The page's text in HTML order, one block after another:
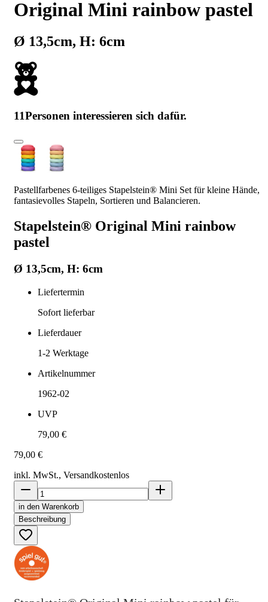
Original Mini rainbow pastel
Ø 13,5cm, H: 6cm
11Personen interessieren sich dafür.
Pastellfarbenes 6-teiliges Stapelstein® Mini Set für kleine Hände,
fantasievolles Stapeln, Sortieren und Balancieren.
Stapelstein® Original Mini rainbow
pastel
Ø 13,5cm, H: 6cm
Liefertermin
Sofort lieferbar
Lieferdauer
1-2 Werktage
Artikelnummer
1962-02
UVP
79,00 €
79,00 €
inkl. MwSt., Versandkostenlos
in den Warenkorb
Beschreibung